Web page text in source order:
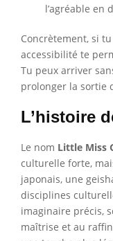
l’agréable en
Concrètement, si
accessibilité te
Tu peux arriver
prolonger la sortie
L’histoire
Le nom Little Miss
culturelle forte,
japonais, une
disciplines
imaginaire précis,
maîtrise et au